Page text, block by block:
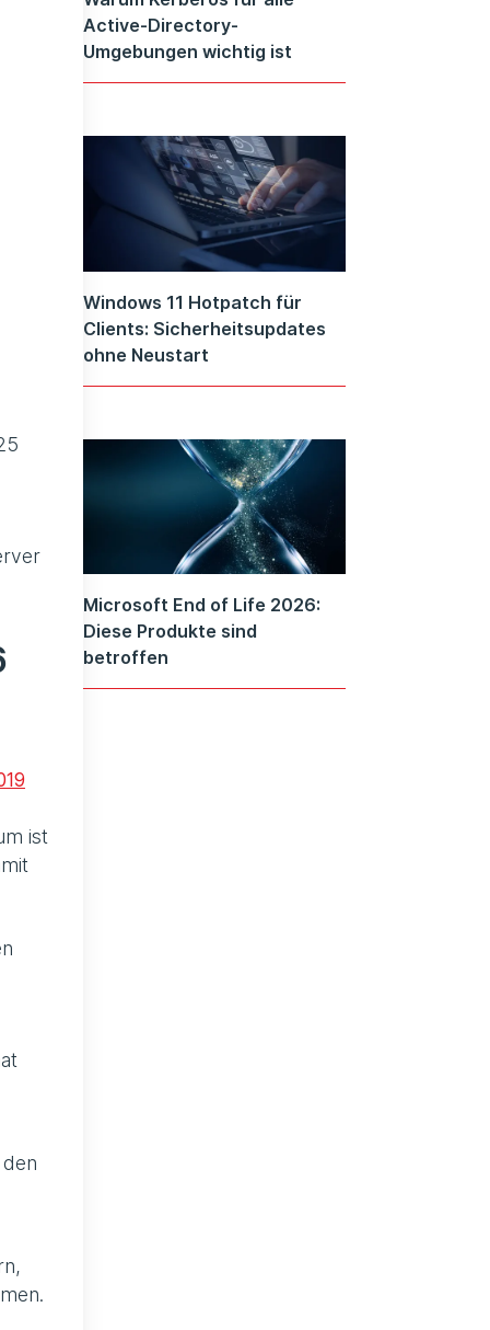
ist
Active-Directory-
Umgebungen wichtig ist
Windows 11 Hotpatch für
Clients: Sicherheitsupdates
ohne Neustart
Microsoft End of Life 2026:
Diese Produkte sind
betroffen